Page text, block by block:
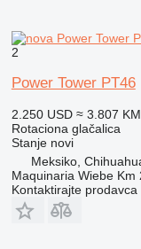
2
Power Tower PT46
2.250 USD ≈ 3.807 KM
Rotaciona glačalica
Stanjenovi
Meksiko,
Maquinaria Wiebe Km
Kontaktirajte prodavca